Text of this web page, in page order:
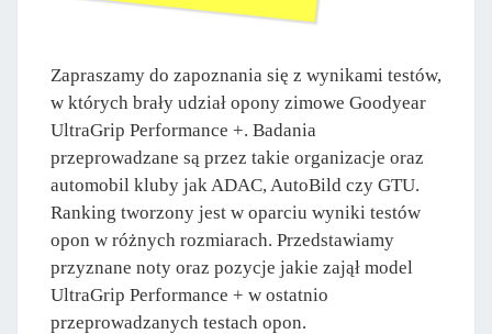
Zapraszamy do zapoznania się z wynikami testów,
w których brały udział opony zimowe Goodyear
UltraGrip Performance +. Badania
przeprowadzane są przez takie organizacje oraz
automobil kluby jak ADAC, AutoBild czy GTU.
Ranking tworzony jest w oparciu wyniki testów
opon w różnych rozmiarach. Przedstawiamy
przyznane noty oraz pozycje jakie zajął model
UltraGrip Performance + w ostatnio
przeprowadzanych testach opon.